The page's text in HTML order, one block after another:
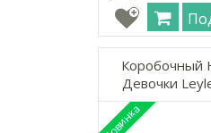
Коробочный
Девочки